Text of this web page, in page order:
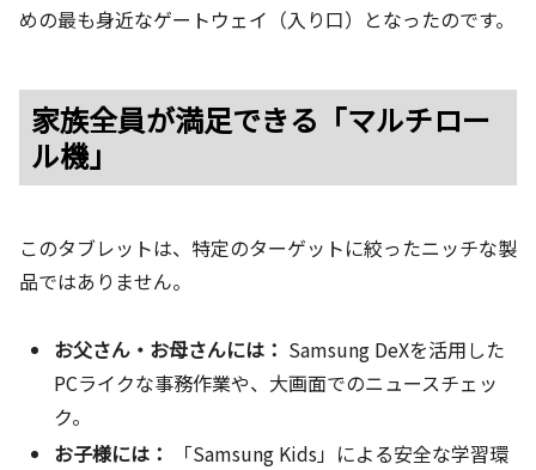
めの最も身近なゲートウェイ（入り口）となったのです。
家族全員が満足できる「マルチロー
ル機」
このタブレットは、特定のターゲットに絞ったニッチな製
品ではありません。
お父さん・お母さんには： Samsung DeXを活用した
PCライクな事務作業や、大画面でのニュースチェッ
ク。
お子様には：
「Samsung Kids」による安全な学習環